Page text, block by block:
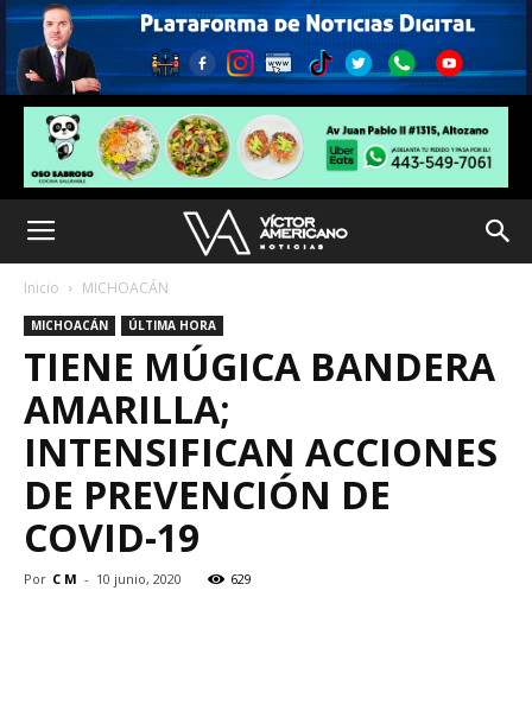
Inicio MICHOACÁN
MICHOACÁN ÚLTIMA HORA
TIENE MÚGICA BANDERA
AMARILLA;
INTENSIFICAN ACCIONES
DE PREVENCIÓN DE
COVID-19
Por C M - 10 junio, 2020 629